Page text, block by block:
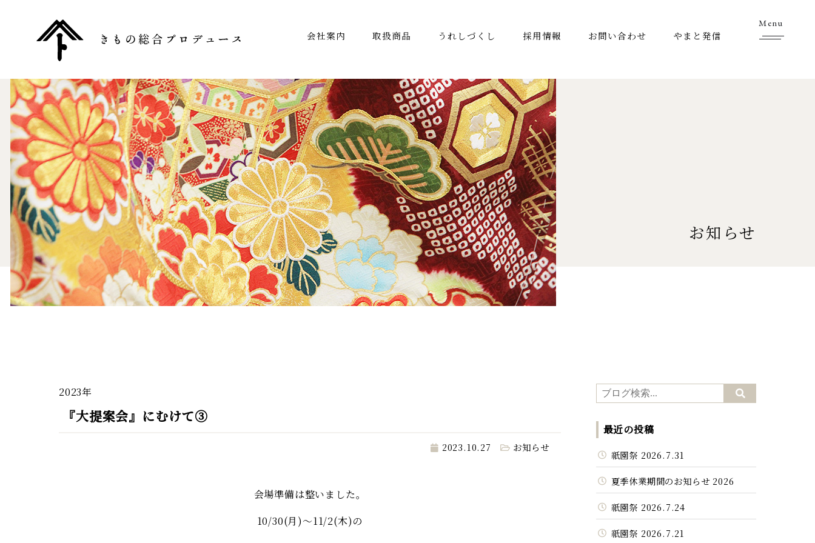
Menu
会社案内 取扱商品 うれしづくし 採用情報 お問い合わせ やまと発信
お知らせ
2023年
『大提案会』にむけて③
2023.10.27 お知らせ
会場準備は整いました。
10/30(月)～11/2(木)の
最近の投稿
祇園祭 2026.7.31
夏季休業期間のお知らせ 2026
祇園祭 2026.7.24
祇園祭 2026.7.21